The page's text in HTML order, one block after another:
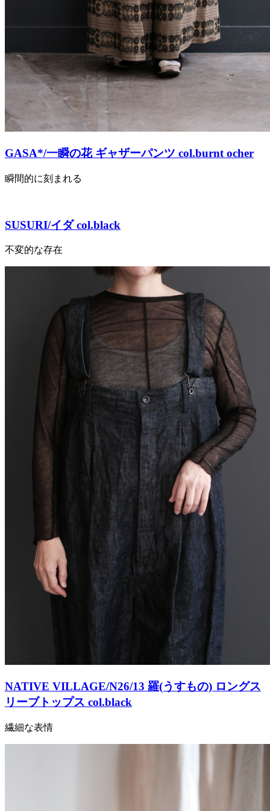
GASA*/一瞬の花 ギャザーパンツ col.burnt ocher
瞬間的に刻まれる
SUSURI/イダ col.black
不変的な存在
NATIVE VILLAGE/N26/13 羅(うすもの) ロングス
リーブトップス col.black
繊細な表情